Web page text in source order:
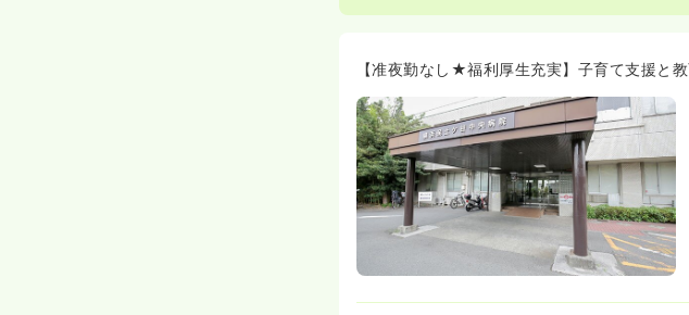
も数多くいます♪
◆院内外の研修制度も充実☆希望制で参加で
ます☆
◆離職率の低さが魅力！人の入れ替えが少
で教育してく風土の強い病院です！
≪教育体制に力をいれています≫
◆日勤ではPNSを取り入れた教育を行って
を設定しながらキャリア形成ができる環境が
◆看護部のモットーである『皆で育てる』
【准夜勤なし★福利厚生充実】子育て支援と